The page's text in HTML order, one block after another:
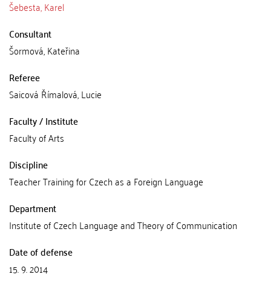
Šebesta, Karel
Consultant
Šormová, Kateřina
Referee
Saicová Římalová, Lucie
Faculty / Institute
Faculty of Arts
Discipline
Teacher Training for Czech as a Foreign Language
Department
Institute of Czech Language and Theory of Communication
Date of defense
15. 9. 2014